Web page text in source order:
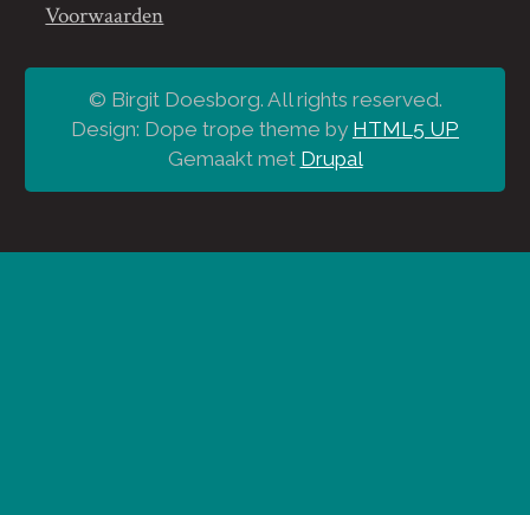
Voorwaarden
© Birgit Doesborg. All rights reserved.
Design: Dope trope theme by HTML5 UP
Gemaakt met Drupal